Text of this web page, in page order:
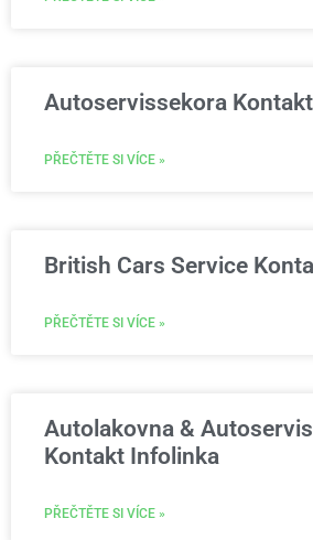
Autoservissekora
PŘEČTĚTE SI VÍCE »
British Cars Service
PŘEČTĚTE SI VÍCE »
Autolakovna &
Kontakt Infolinka
PŘEČTĚTE SI VÍCE »